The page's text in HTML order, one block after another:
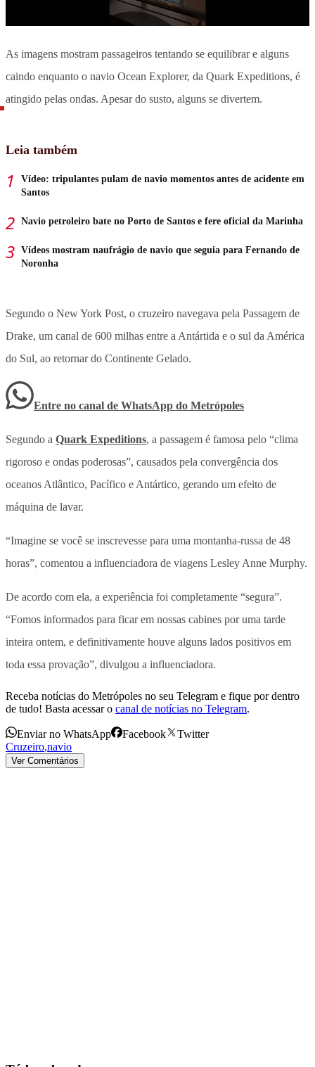
As imagens mostram passageiros tentando se equilibrar e alguns
caindo enquanto o navio Ocean Explorer, da Quark Expeditions, é
atingido pelas ondas. Apesar do susto, alguns se divertem.
Leia também
Vídeo: tripulantes pulam de navio momentos antes de acidente em
Santos
Navio petroleiro bate no Porto de Santos e fere oficial da Marinha
Vídeos mostram naufrágio de navio que seguia para Fernando de
Noronha
Segundo o New York Post, o cruzeiro navegava pela Passagem de
Drake, um canal de 600 milhas entre a Antártida e o sul da América
do Sul, ao retornar do Continente Gelado.
Entre no canal de WhatsApp do Metrópoles
Segundo a Quark Expeditions, a passagem é famosa pelo “clima
rigoroso e ondas poderosas”, causados pela convergência dos
oceanos Atlântico, Pacífico e Antártico, gerando um efeito de
máquina de lavar.
“Imagine se você se inscrevesse para uma montanha-russa de 48
horas”, comentou a influenciadora de viagens Lesley Anne Murphy.
De acordo com ela, a experiência foi completamente “segura”.
“Fomos informados para ficar em nossas cabines por uma tarde
inteira ontem, e definitivamente houve alguns lados positivos em
toda essa provação”, divulgou a influenciadora.
Receba notícias do Metrópoles no seu Telegram e fique por dentro
de tudo! Basta acessar o canal de notícias no Telegram.
Enviar no WhatsApp Facebook
Twitter
Cruzeiro,navio
Ver Comentários